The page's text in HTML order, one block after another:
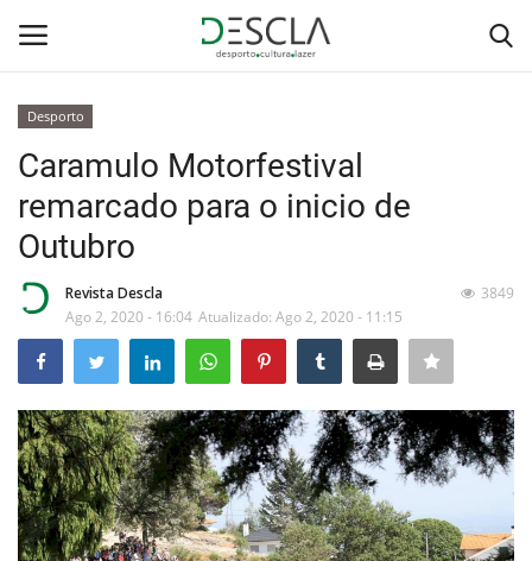
Home
Desporto
Sobre Nós
Educação
Desporto
Caramulo Motorfestival
remarcado para o inicio de
Outubro
Revista Descla
Ago 2, 2020 - 16:04 Atualizado: Ago 2, 2020 - 11:15
3849